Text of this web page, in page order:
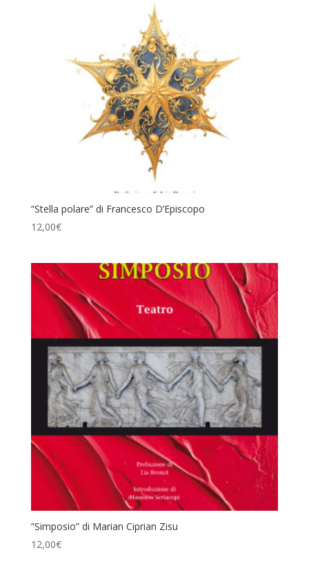
“Stella polare” di Francesco D’Episcopo
12,00€
“Simposio” di Marian Ciprian Zisu
12,00€